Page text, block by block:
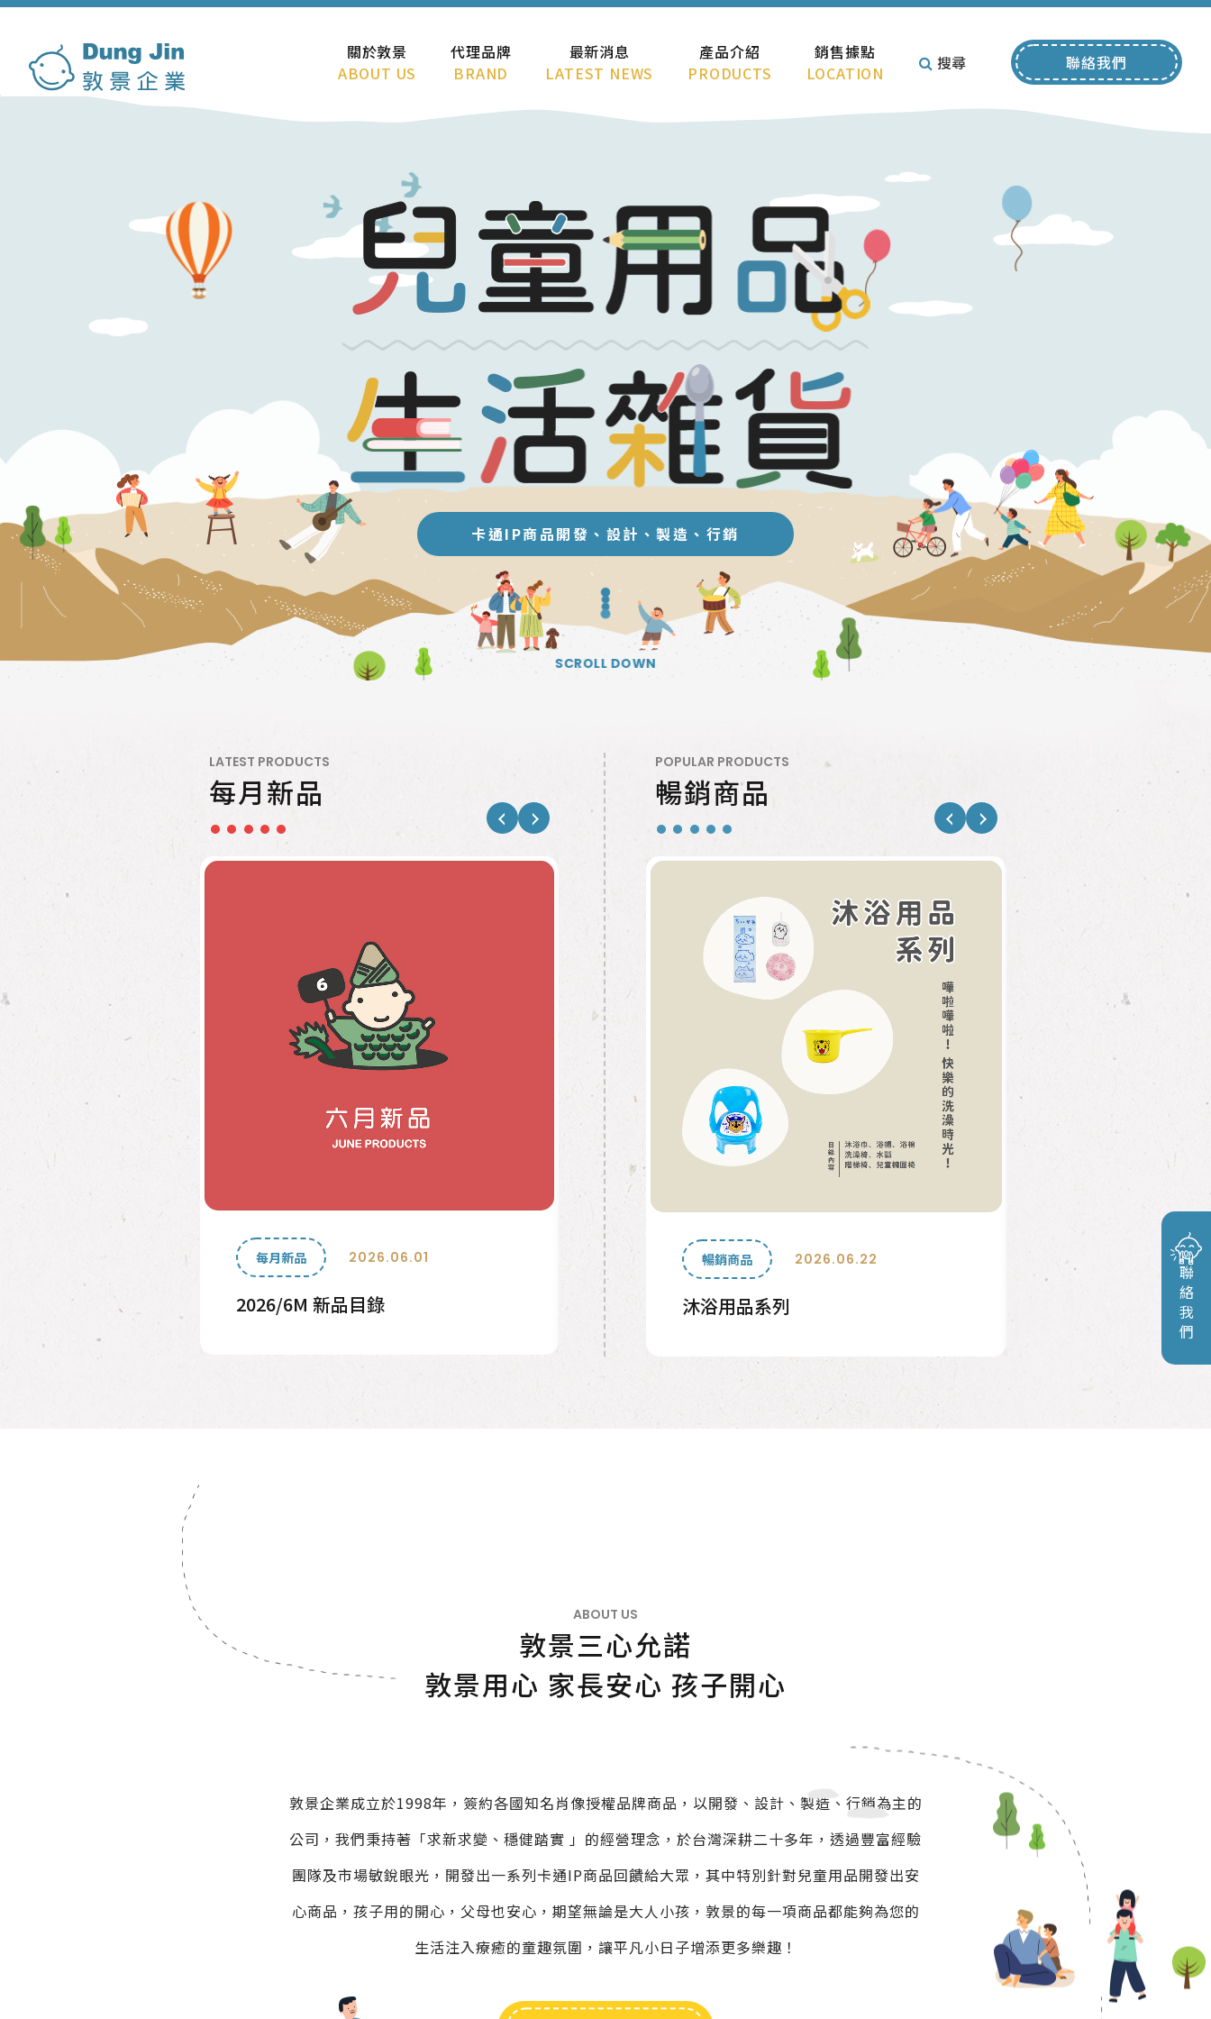
關於敦景
ABOUT US
代理品牌
BRAND
最新消息
LATEST NEWS
產品介紹
PRODUCTS
銷售據點
LOCATION
搜尋 聯絡我們
卡通IP商品開發、設計、製造、行銷
SCROLL DOWN
LATEST PRODUCTS
每月新品
每月新品 2026.07.07
2026/8M 新品目錄
2026.07.01
2026/7M 新品目錄
POPULAR PRODUCTS
暢銷商品
暢銷商品
沐浴用品系列
暢銷商品 2026.06.22
便當袋系列
ABOUT US
敦景三心允諾
敦景用心 家長安心 孩子開心
敦景企業成立於1998年，簽約各國知名肖像授權品牌商品，以開發、設計、製造、行銷為主的
公司，我們秉持著「求新求變、穩健踏實 」的經營理念，於台灣深耕二十多年，透過豐富經驗
團隊及市場敏銳眼光，開發出一系列卡通IP商品回饋給大眾，其中特別針對兒童用品開發出安
心商品，孩子用的開心，父母也安心，期望無論是大人小孩，敦景的每一項商品都能夠為您的
生活注入療癒的童趣氛圍，讓平凡小日子增添更多樂趣！
聯絡我們